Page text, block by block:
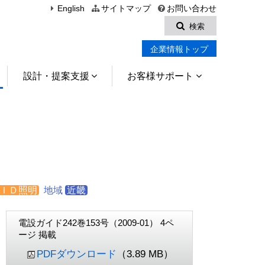
English サイトマップ
お問い合わせ
検索
企業情報トップ
設計・提案支援 お客様サポート
Ｄ照明 地域 近畿
電設ガイド242巻153号（2009-01） 4ペ
ージ 掲載
PDFダウンロード （3.89 MB）